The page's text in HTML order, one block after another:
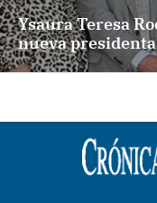
Ysaura Teresa
nueva presidenta